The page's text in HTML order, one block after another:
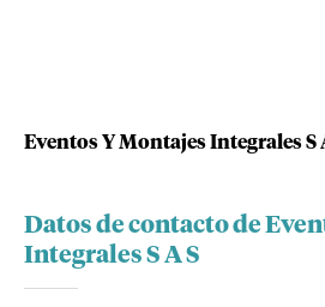
Eventos Y Montajes Integrales S
Datos de contacto de
Integrales S A S